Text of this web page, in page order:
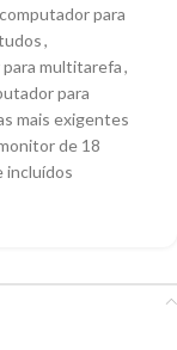
computador para
,
multitarefa,
para
mais exigentes
de 18
incluídos